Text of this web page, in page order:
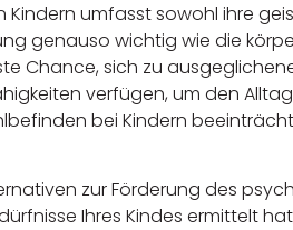
umfasst sowohl ihre
genauso wichtig wie die
Chance, sich zu
verfügen, um den
bei Kindern
zur Förderung des
Ihres Kindes ermittelt